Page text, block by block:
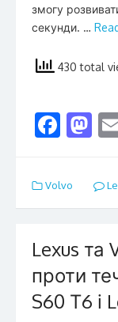
змогу
секунди. …
430 total
F
e
b
o
k
M
to
d
n
Volvo
Lexus
проти
S60 Т6 і